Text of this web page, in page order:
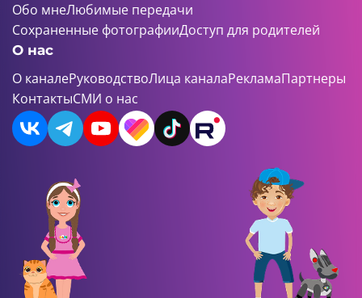
Обо мнеЛюбимые передачи
Сохраненные фотографииДоступ для родителей
О нас
О каналеРуководствоЛица каналаРекламаПартнеры
КонтактыСМИ о нас